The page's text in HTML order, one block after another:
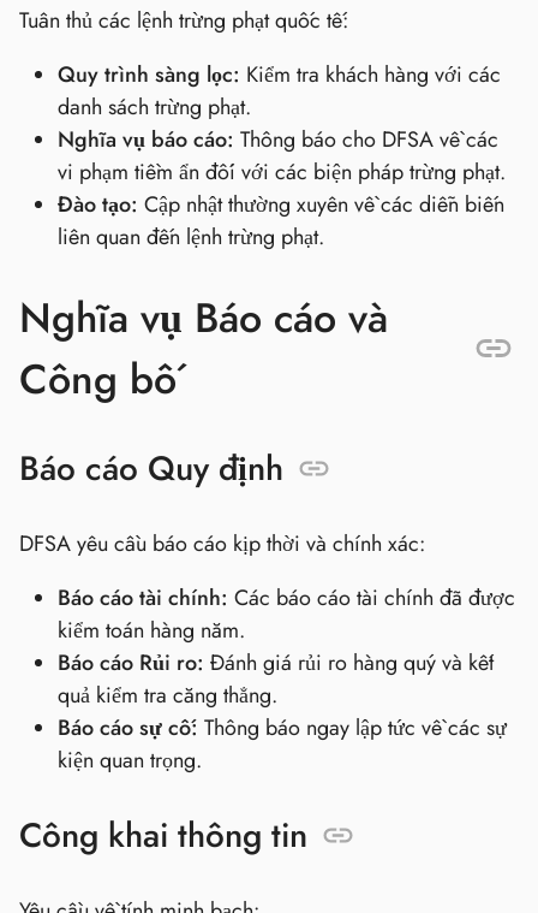
Tuân thủ các lệnh trừng phạt quốc tế:
Quy trình sàng lọc: Kiểm tra khách hàng với các
danh sách trừng phạt.
Nghĩa vụ báo cáo: Thông báo cho DFSA về các
vi phạm tiềm ẩn đối với các biện pháp trừng phạt.
Đào tạo: Cập nhật thường xuyên về các diễn biến
liên quan đến lệnh trừng phạt.
Nghĩa vụ Báo cáo và
Công bố
Báo cáo Quy định
DFSA yêu cầu báo cáo kịp thời và chính xác:
Báo cáo tài chính: Các báo cáo tài chính đã được
kiểm toán hàng năm.
Báo cáo Rủi ro: Đánh giá rủi ro hàng quý và kết
quả kiểm tra căng thẳng.
Báo cáo sự cố: Thông báo ngay lập tức về các sự
kiện quan trọng.
Công khai thông tin